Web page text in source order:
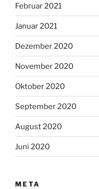
Februar 2021
Januar 2021
Dezember 2020
November 2020
Oktober 2020
September 2020
August 2020
Juni 2020
META